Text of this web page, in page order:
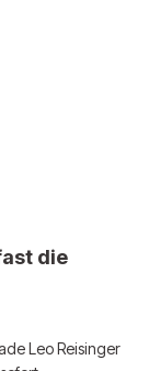
die
Leo Reisinger